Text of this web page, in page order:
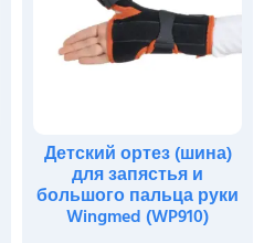
Детский ортез (шина)
для запястья и
большого пальца руки
Wingmed (WP910)